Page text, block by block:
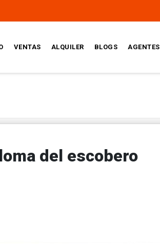
VENTAS ALQUILER BLOGS AGENTES
del escobero